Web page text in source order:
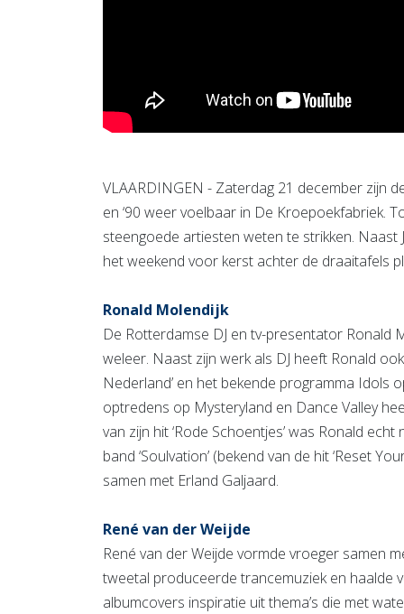
VLAARDINGEN - Zaterdag 21 december zijn
en ‘90 weer voelbaar in De Kroepoekfabriek.
steengoede artiesten weten te strikken. Naast
het weekend voor kerst achter de draaitafels
Ronald Molendijk
De Rotterdamse DJ en tv-presentator Ronald
weleer. Naast zijn werk als DJ heeft Ronald
Nederland’ en het bekende programma Idols
optredens op Mysteryland en Dance Valley
van zijn hit ‘Rode Schoentjes’ was Ronald
band ‘Soulvation’ (bekend van de hit ‘Reset
samen met Erland Galjaard.
René van der Weijde
René van der Weijde vormde vroeger samen
tweetal produceerde trancemuziek en haalde
albumcovers inspiratie uit thema’s die met